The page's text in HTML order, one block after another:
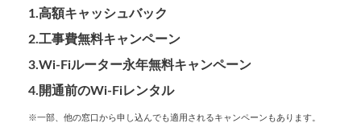
1.高額キャッシュバック
2.工事費無料キャンペーン
3.Wi-Fiルーター永年無料キャンペーン
4.開通前のWi-Fiレンタル
※一部、他の窓口から申し込んでも適用されるキャンペーンもあります。